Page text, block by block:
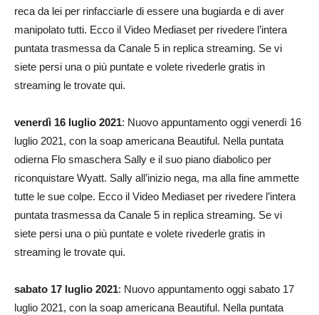
reca da lei per rinfacciarle di essere una bugiarda e di aver
manipolato tutti. Ecco il Video Mediaset per rivedere l’intera
puntata trasmessa da Canale 5 in replica streaming. Se vi
siete persi una o più puntate e volete rivederle gratis in
streaming le trovate qui.
venerdì 16 luglio 2021: Nuovo appuntamento oggi venerdì 16
luglio 2021, con la soap americana Beautiful. Nella puntata
odierna Flo smaschera Sally e il suo piano diabolico per
riconquistare Wyatt. Sally all’inizio nega, ma alla fine ammette
tutte le sue colpe. Ecco il Video Mediaset per rivedere l’intera
puntata trasmessa da Canale 5 in replica streaming. Se vi
siete persi una o più puntate e volete rivederle gratis in
streaming le trovate qui.
sabato 17 luglio 2021: Nuovo appuntamento oggi sabato 17
luglio 2021, con la soap americana Beautiful. Nella puntata